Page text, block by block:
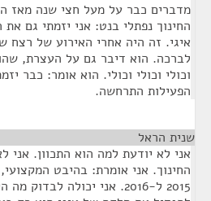
מדברים כבר על מעל חצי שנה מאז
החינוך נפתלי בנט: אני יזמתי גם
איגי. זה היה אחרי האירוע של רצח
לברכה. הוא דיבר גם על העצרת,
וכולי וכולי וכולי. הוא אומר: כבר
הפעילות התרחשה.
שנית הראל
אני לא יודעת למה הוא התכוון.
החינוך. אני אומרת: בהיבט
2015 ל-2016. אני יכולה